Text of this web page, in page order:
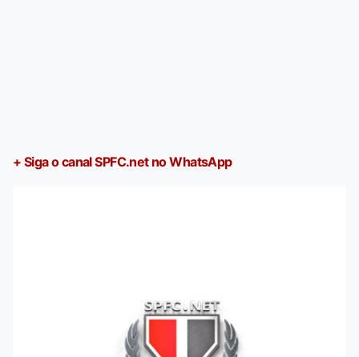
+ Siga o canal SPFC.net no WhatsApp